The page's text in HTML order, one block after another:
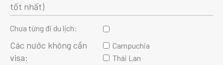
tốt nhất)
Chưa từng đi du lịch:
Các nước không cần
visa:
Campuchia
Thái Lan